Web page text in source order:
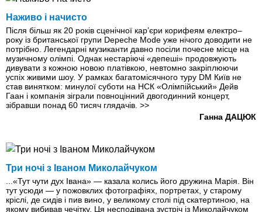
Наживо і начисто
Після більш як 20 років сценічної кар’єри корифеям електро–
року із британської групи Depeche Mode уже нічого доводити не
потрібно. Легендарні музиканти давно посіли почесне місце на
музичному олімпі. Однак нестаріючі «депеші» продовжують
дивувати з кожною новою платівкою, невтомно закріплюючи
успіх живими шоу. У рамках багатомісячного туру DM Київ не
став винятком: минулої суботи на НСК «Олімпійський» Дейв
Гаан і компанія зіграли повноцінний двогодинний концерт,
зібравши понад 60 тисяч глядачів. >>
Ганна ДАЦЮК
Три ночі з Іваном Миколайчуком
...«Тут чути дух Івана» — казала колись його дружина Марія. Він
тут усюди — у пожовклих фотографіях, портретах, у старому
кріслі, де сидів і пив вино, у великому столі під скатертиною, на
якому вибивав чечітку. Ця несподівана зустріч iз Миколайчуком